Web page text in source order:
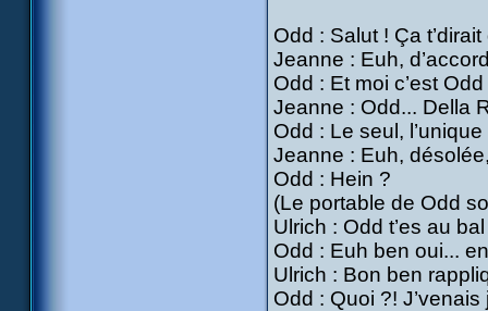
Odd : Salut ! Ça
Jeanne : Euh,
Odd : Et moi c’est Odd
Jeanne : Odd... Della
Odd : Le seul, l’unique
Jeanne : Euh,
Odd : Hein ?
(Le portable de Odd
Ulrich : Odd t’es au
Odd : Euh ben oui...
Ulrich : Bon ben
Odd : Quoi ?!